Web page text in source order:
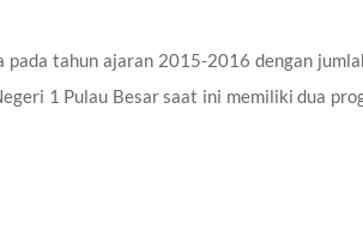
tahun ajaran 2015-2016 dengan
1 Pulau Besar saat ini memiliki dua